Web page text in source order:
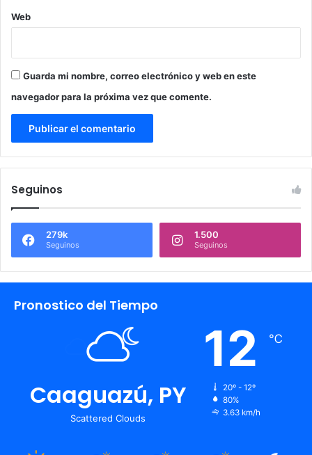
Web
Guarda mi nombre, correo electrónico y web en este
navegador para la próxima vez que comente.
Seguinos
279k
Seguinos
1.500
Seguinos
Pronostico del Tiempo
Caaguazú, PY
Scattered Clouds
12 ℃
20º - 12º
80%
3.63 km/h